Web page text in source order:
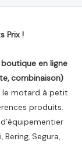
Prix !
boutique en ligne
combinaison)
le motard à petit
produits.
Bering, Segura,